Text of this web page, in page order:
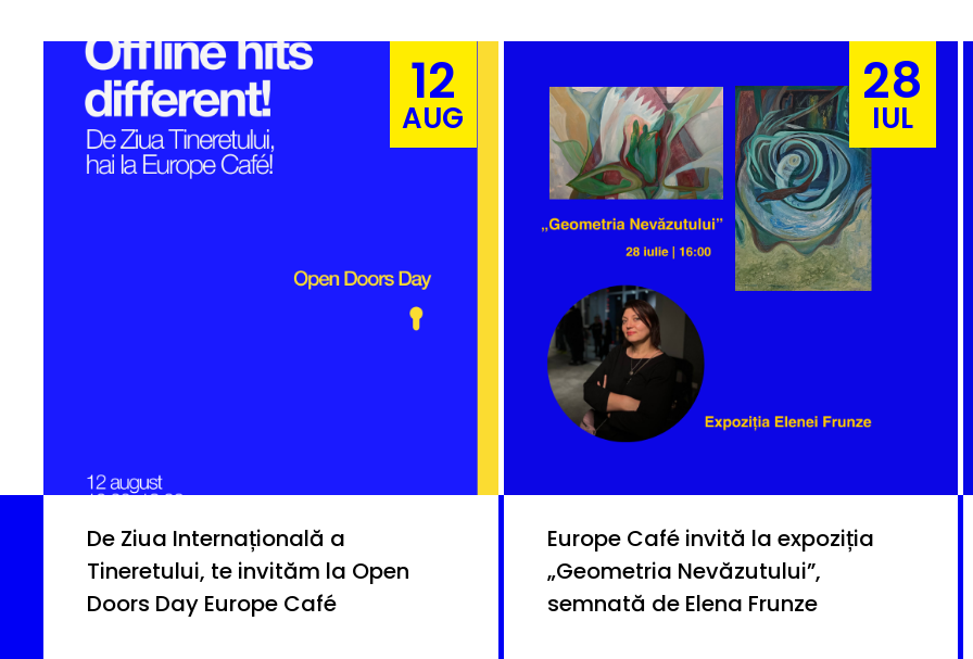
De Ziua Internațională a
Tineretului, te invităm la Open
Doors Day Europe Café
12
AUG
Europe Café invită la expoziția
„Geometria Nevăzutului”,
semnată de Elena Frunze
28
IUL